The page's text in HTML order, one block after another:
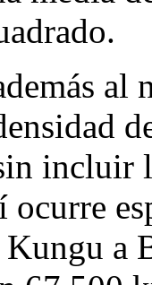
al
incluir
ocurre
Kungu a